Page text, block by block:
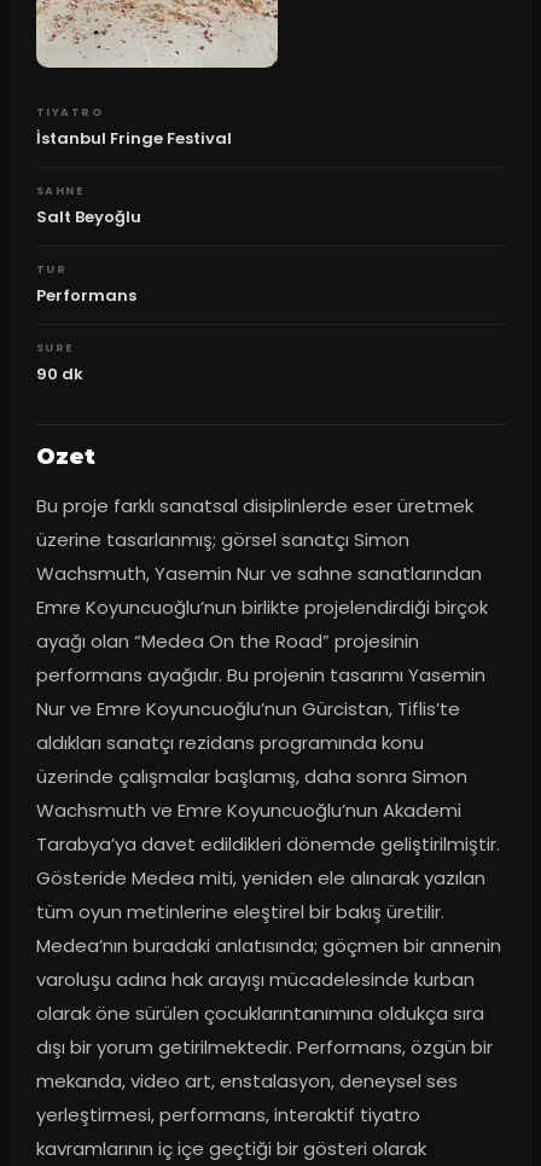
TIYATRO
İstanbul Fringe Festival
SAHNE
Salt Beyoğlu
TUR
Performans
SURE
90 dk
Ozet
Bu proje farklı sanatsal disiplinlerde eser üretmek
üzerine tasarlanmış; görsel sanatçı Simon
Wachsmuth, Yasemin Nur ve sahne sanatlarından
Emre Koyuncuoğlu’nun birlikte projelendirdiği birçok
ayağı olan “Medea On the Road” projesinin
performans ayağıdır. Bu projenin tasarımı Yasemin
Nur ve Emre Koyuncuoğlu’nun Gürcistan, Tiflis’te
aldıkları sanatçı rezidans programında konu
üzerinde çalışmalar başlamış, daha sonra Simon
Wachsmuth ve Emre Koyuncuoğlu’nun Akademi
Tarabya’ya davet edildikleri dönemde geliştirilmiştir.
Gösteride Medea miti, yeniden ele alınarak yazılan
tüm oyun metinlerine eleştirel bir bakış üretilir.
Medea’nın buradaki anlatısında; göçmen bir annenin
varoluşu adına hak arayışı mücadelesinde kurban
olarak öne sürülen çocuklarıntanımına oldukça sıra
dışı bir yorum getirilmektedir. Performans, özgün bir
mekanda, video art, enstalasyon, deneysel ses
yerleştirmesi, performans, interaktif tiyatro
kavramlarının iç içe geçtiği bir gösteri olarak